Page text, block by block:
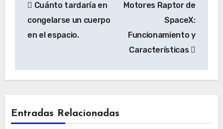
de
entradas
Cuánto tardaría en
congelarse un cuerpo
en el espacio.
Motores Raptor de
SpaceX:
Funcionamiento y
Características
Entradas Relacionadas